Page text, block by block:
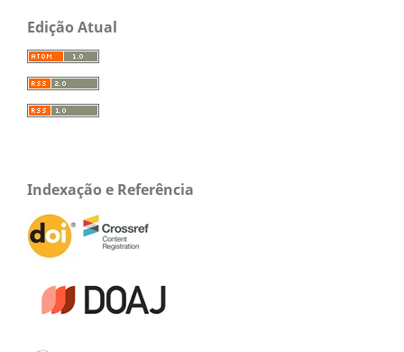
Edição Atual
Indexação e Referência